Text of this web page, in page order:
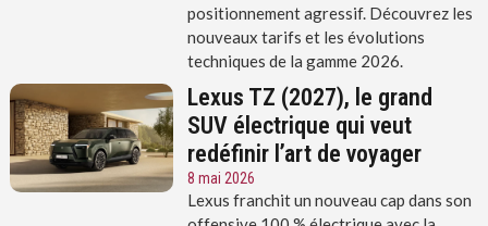
positionnement agressif. Découvrez les
nouveaux tarifs et les évolutions
techniques de la gamme 2026.
Lexus TZ (2027), le grand
SUV électrique qui veut
redéfinir l’art de voyager
8 mai 2026
Lexus franchit un nouveau cap dans son